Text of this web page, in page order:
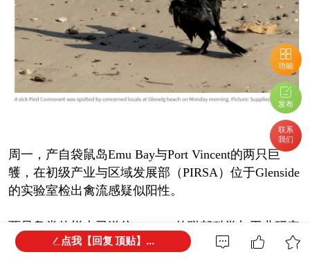
功能
发布
联系
我们
周一，产自袋鼠岛Emu Bay与Port Vincent的两只巨
鹱，在初级产业与区域发展部（PIRSA）位于Glenside
的实验室检出禽流感疑似阳性。
两只鸟类的样本已送往Geelong的联邦科学与工业研究
组织澳洲疾病防控中心（CSIRO）开展进一步检测。
点我【回复 顶贴】...